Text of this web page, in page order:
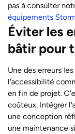
pas à consulter
équipements
Éviter les
bâtir pour
Une des erreurs
l'accessibilité
en fin de projet.
coûteux. Intégrer
une conception
une maintenance